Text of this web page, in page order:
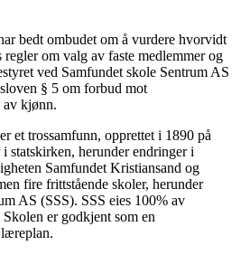
bedt ombudet om å vurdere hvorvidt
om valg av faste medlemmer og
ved Samfundet skole Sentrum AS
§ 5 om forbud mot
av kjønn.
et trossamfunn, opprettet i 1890 på
statskirken, herunder endringer i
Samfundet Kristiansand og
fire frittstående skoler, herunder
AS (SSS). SSS eies 100% av
er godkjent som en